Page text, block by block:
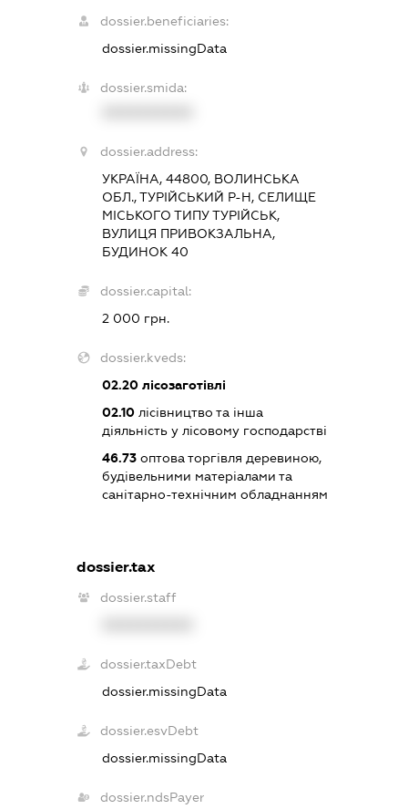
dossier.beneficiaries:
dossier.missingData
dossier.smida:
dossier.address:
УКРАЇНА, 44800, ВОЛИНСЬКА
ОБЛ., ТУРІЙСЬКИЙ Р-Н, СЕЛИЩЕ
МІСЬКОГО ТИПУ ТУРІЙСЬК,
ВУЛИЦЯ ПРИВОКЗАЛЬНА,
БУДИНОК 40
dossier.capital:
2 000 грн.
dossier.kveds:
02.20 лісозаготівлі
02.10 лісівництво та інша
діяльність у лісовому господарстві
46.73 оптова торгівля деревиною,
будівельними матеріалами та
санітарно-технічним обладнанням
dossier.tax
dossier.staff
dossier.taxDebt
dossier.missingData
dossier.esvDebt
dossier.missingData
dossier.ndsPayer